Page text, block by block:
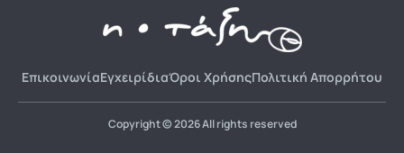
ΕπικοινωνίαΕγχειρίδιαΌροι ΧρήσηςΠολιτική Απορρήτου
Copyright © 2026 All rights reserved